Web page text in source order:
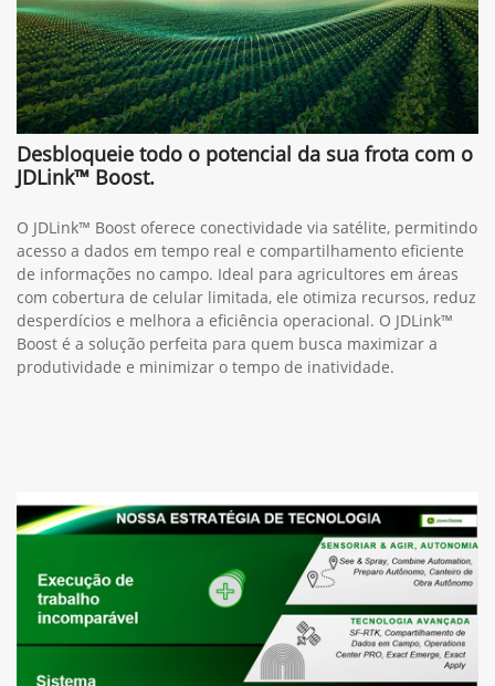
Desbloqueie todo o potencial da sua frota com o
JDLink™ Boost.
O JDLink™ Boost oferece conectividade via satélite, permitindo
acesso a dados em tempo real e compartilhamento eficiente
de informações no campo. Ideal para agricultores em áreas
com cobertura de celular limitada, ele otimiza recursos, reduz
desperdícios e melhora a eficiência operacional. O JDLink™
Boost é a solução perfeita para quem busca maximizar a
produtividade e minimizar o tempo de inatividade.